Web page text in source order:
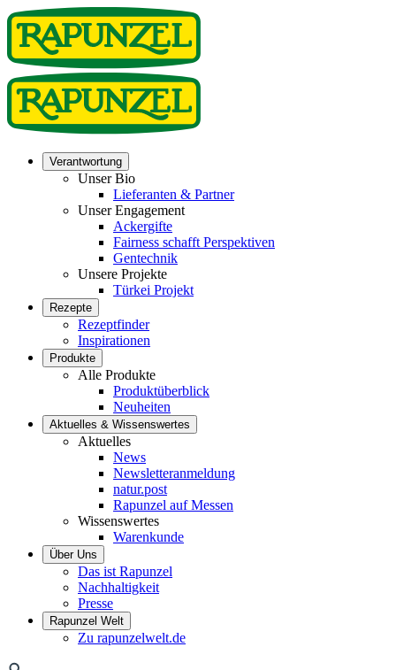
Verantwortung
Unser Bio
Lieferanten & Partner
Unser Engagement
Ackergifte
Fairness schafft Perspektiven
Gentechnik
Unsere Projekte
Türkei Projekt
Rezepte
Rezeptfinder
Inspirationen
Produkte
Alle Produkte
Produktüberblick
Neuheiten
Aktuelles & Wissenswertes
Aktuelles
News
Newsletteranmeldung
natur.post
Rapunzel auf Messen
Wissenswertes
Warenkunde
Über Uns
Das ist Rapunzel
Nachhaltigkeit
Presse
Rapunzel Welt
Zu rapunzelwelt.de